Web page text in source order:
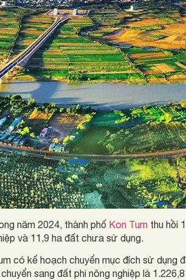
năm 2024, thành phố Kon Tum thu hồi
và 11,9 ha đất chưa sử dụng.
có kế hoạch chuyển mục đích sử dụng
sang đất phi nông nghiệp là